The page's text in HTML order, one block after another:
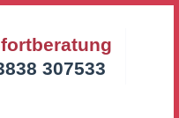
307533